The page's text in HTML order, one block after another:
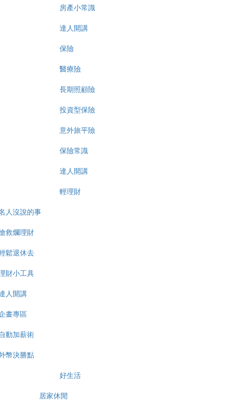
房產小常識
達人開講
保險
醫療險
長期照顧險
投資型保險
意外旅平險
保險常識
達人開講
輕理財
人沒說的事
救爛理財
鬆退休去
財小工具
人開講
畫專區
動加薪術
幣決勝點
好生活
居家休閒